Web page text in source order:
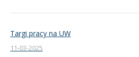
Targi pracy na UW
11-03-2025